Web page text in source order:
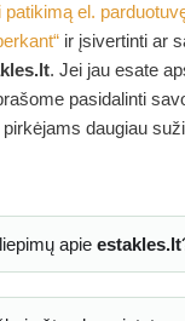
patikimą el.
ir įsivertinti ar
. Jei jau esate
pasidalinti
daugiau
apie estakles.lt